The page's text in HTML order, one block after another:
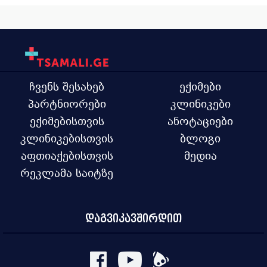
ჩვენს შესახებ
პარტნიორები
ექიმებისთვის
კლინიკებისთვის
აფთიაქებისთვის
რეკლამა საიტზე
ექიმები
კლინიკები
ანოტაციები
ბლოგი
მედია
დაგვიკავშირდით